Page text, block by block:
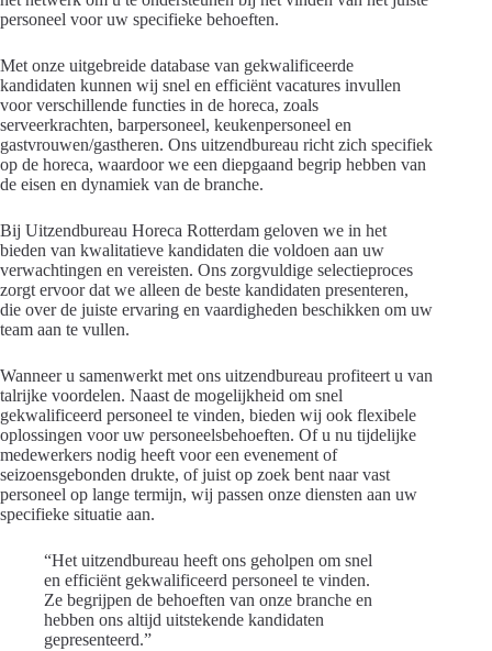
personeel voor uw specifieke behoeften.
Met onze uitgebreide database van gekwalificeerde
kandidaten kunnen wij snel en efficiënt vacatures invullen
voor verschillende functies in de horeca, zoals
serveerkrachten, barpersoneel, keukenpersoneel en
gastvrouwen/gastheren. Ons uitzendbureau richt zich specifiek
op de horeca, waardoor we een diepgaand begrip hebben van
de eisen en dynamiek van de branche.
Bij Uitzendbureau Horeca Rotterdam geloven we in het
bieden van kwalitatieve kandidaten die voldoen aan uw
verwachtingen en vereisten. Ons zorgvuldige selectieproces
zorgt ervoor dat we alleen de beste kandidaten presenteren,
die over de juiste ervaring en vaardigheden beschikken om uw
team aan te vullen.
Wanneer u samenwerkt met ons uitzendbureau profiteert u van
talrijke voordelen. Naast de mogelijkheid om snel
gekwalificeerd personeel te vinden, bieden wij ook flexibele
oplossingen voor uw personeelsbehoeften. Of u nu tijdelijke
medewerkers nodig heeft voor een evenement of
seizoensgebonden drukte, of juist op zoek bent naar vast
personeel op lange termijn, wij passen onze diensten aan uw
specifieke situatie aan.
“Het uitzendbureau heeft ons geholpen om snel
en efficiënt gekwalificeerd personeel te vinden.
Ze begrijpen de behoeften van onze branche en
hebben ons altijd uitstekende kandidaten
gepresenteerd.”